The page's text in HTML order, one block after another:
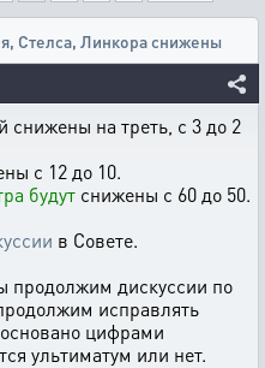
Стелса, Линкора снижены
снижены на треть, с 3 до 2
с 12 до 10.
будут снижены с 60 до 50.
в Совете.
продолжим дискуссии по
исправлять
цифрами
ультиматум или нет.